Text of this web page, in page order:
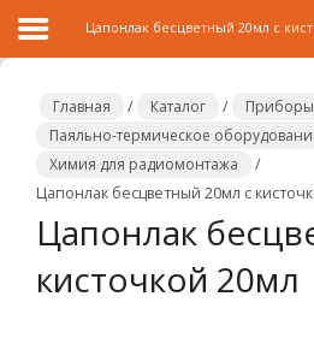
Главная
Каталог
Распродажа
Цапонлак бесцветный 20мл с
Главная / Каталог / Приборы
Паяльно-термическое
Химия для радиомонтажа
/
Цапонлак бесцветный 20мл с
Цапонлак
кисточкой 20мл